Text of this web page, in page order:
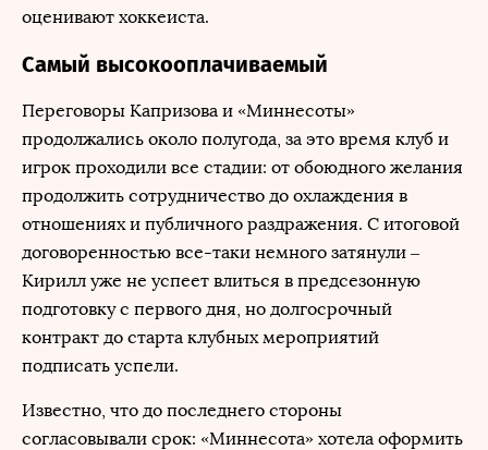
оценивают хоккеиста.
Самый высокооплачиваемый
Переговоры Капризова и «Миннесоты»
продолжались около полугода, за это время клуб и
игрок проходили все стадии: от обоюдного желания
продолжить сотрудничество до охлаждения в
отношениях и публичного раздражения. С итоговой
договоренностью все-таки немного затянули –
Кирилл уже не успеет влиться в предсезонную
подготовку с первого дня, но долгосрочный
контракт до старта клубных мероприятий
подписать успели.
Известно, что до последнего стороны
согласовывали срок: «Миннесота» хотела оформить